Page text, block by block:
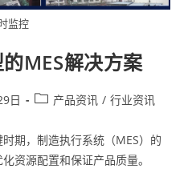
监控
MES解决方案
日 产品资讯 / 行业资讯
期，制造执行系统（MES）的
资源配置和保证产品质量。